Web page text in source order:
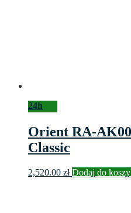
24h
Orient RA-
Classic
2,520.00 zł Dodaj do